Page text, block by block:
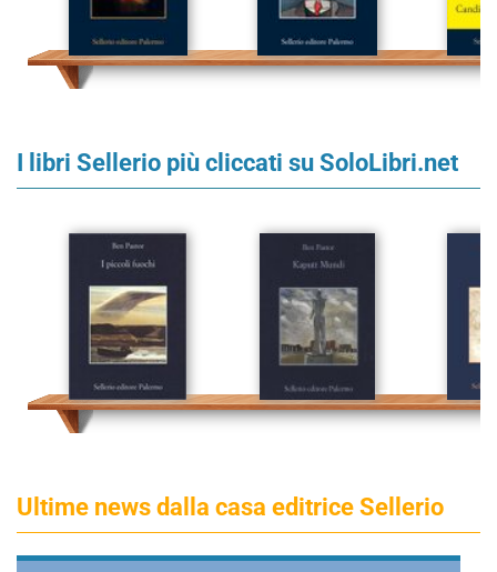
I libri Sellerio più cliccati su SoloLibri.net
Ultime news dalla casa editrice Sellerio